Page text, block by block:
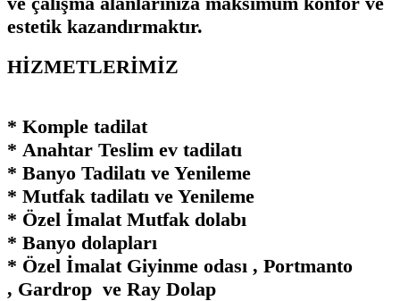
estetik kazandırmaktır.
HİZMETLERİMİZ
* Komple tadilat
* Anahtar Teslim ev tadilatı
* Banyo Tadilatı ve Yenileme
* Mutfak tadilatı ve Yenileme
* Özel İmalat Mutfak dolabı
* Banyo dolapları
* Özel İmalat Giyinme odası , Portmanto
, Gardrop ve Ray Dolap